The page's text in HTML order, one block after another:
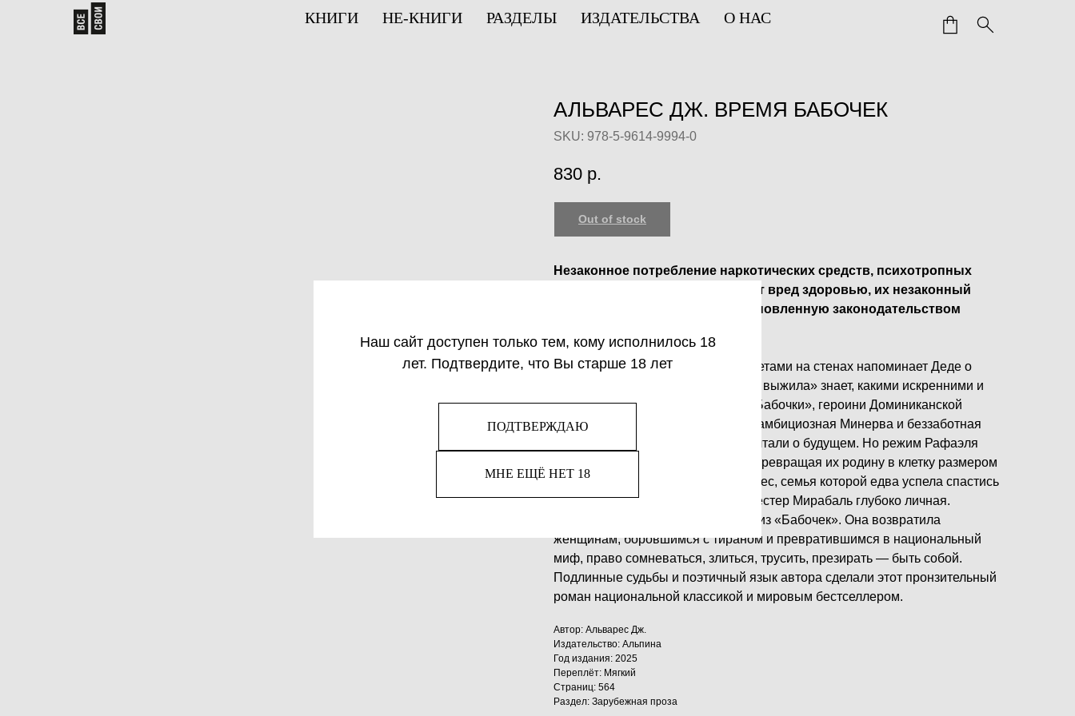
КНИГИ НЕ-КНИГИ РАЗДЕЛЫ ИЗДАТЕЛЬСТВА О НАС
Наш сайт доступен только тем, кому исполнилось 18
лет. Подтвердите, что Вы старше 18 лет
ПОДТВЕРЖДАЮ
МНЕ ЕЩЁ НЕТ 18
АЛЬВАРЕС ДЖ. ВРЕМЯ БАБОЧЕК
SKU: 978-5-9614-9994-0
830 р.
Out of stock
Незаконное потребление наркотических средств, психотропных
веществ, их аналогов причиняет вред здоровью, их незаконный
оборот запрещён и влечет установленную законодательством
Каждая экскурсия по дому с портретами на стенах напоминает Деде о
прошлом. Только «сестра, которая выжила» знает, какими искренними и
смелыми были Las Mariposas — «Бабочки», героини Доминиканской
Республики. Религиозная Патрия, амбициозная Минерва и беззаботная
Мате взрослели, влюблялись и мечтали о будущем. Но режим Рафаэля
Трухильо отравлял жизнь людей, превращая их родину в клетку размером
со всю страну. Для Джулии Альварес, семья которой едва успела спастись
от расправы диктатора, история сестер Мирабаль глубоко личная.
Писательница дала слово каждой из «Бабочек». Она возвратила
женщинам, боровшимся с тираном и превратившимся в национальный
миф, право сомневаться, злиться, трусить, презирать — быть собой.
Подлинные судьбы и поэтичный язык автора сделали этот пронзительный
роман национальной классикой и мировым бестселлером.
Автор: Альварес Дж.
Издательство: Альпина
Год издания: 2025
Переплёт: Мягкий
Страниц: 564
Раздел: Зарубежная проза